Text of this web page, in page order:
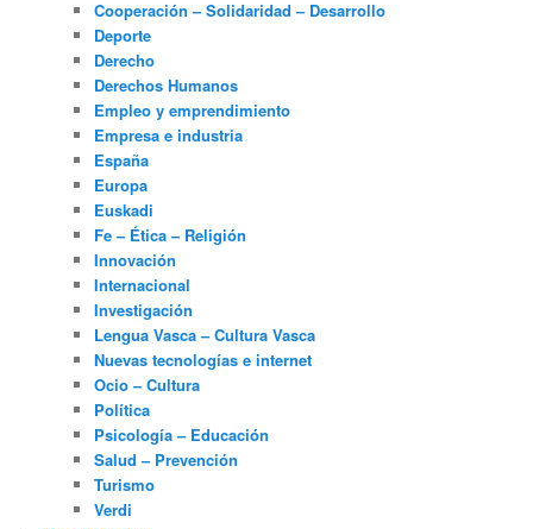
Cooperación – Solidaridad – Desarrollo
Deporte
Derecho
Derechos Humanos
Empleo y emprendimiento
Empresa e industria
España
Europa
Euskadi
Fe – Ética – Religión
Innovación
Internacional
Investigación
Lengua Vasca – Cultura Vasca
Nuevas tecnologías e internet
Ocio – Cultura
Política
Psicología – Educación
Salud – Prevención
Turismo
Verdi